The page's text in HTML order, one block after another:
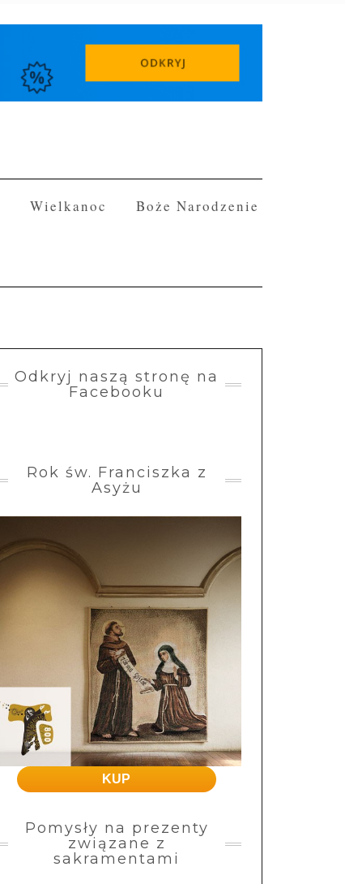
Wielkanoc Boże Narodzenie
Odkryj naszą stronę na
Facebooku
Rok św. Franciszka z
Asyżu
KUP
Pomysły na prezenty
związane z
sakramentami